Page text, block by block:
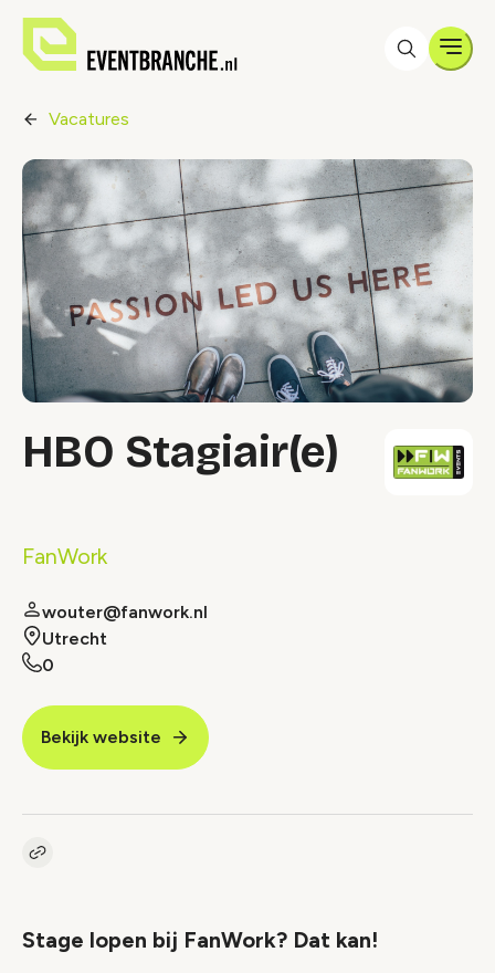
Vacatures
HBO Stagiair(e)
FanWork
wouter@fanwork.nl
Utrecht
0
Bekijk website
Kopieer link naar vacature
Stage lopen bij FanWork? Dat kan!